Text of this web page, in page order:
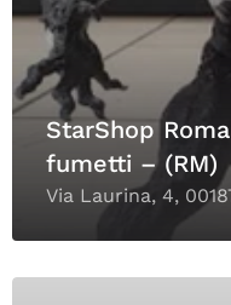
StarShop
fumetti – (RM)
Via Laurina, 4,